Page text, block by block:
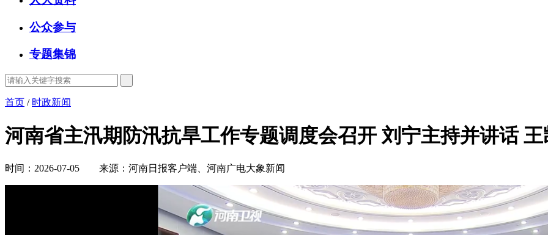
公众参与
专题集锦
首页 / 时政新闻
河南省主汛期防汛抗旱工作专题调度会召开 刘宁主持并讲话
时间：2026-07-05 来源：河南日报客户端、河南广电大象新闻